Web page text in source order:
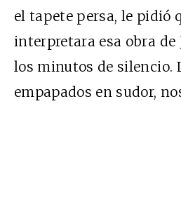
el tapete persa, le pidió
interpretara esa obra de
los minutos de silencio.
empapados en sudor,